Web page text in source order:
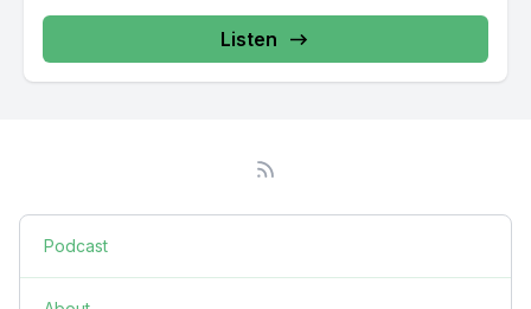
Listen
Podcast